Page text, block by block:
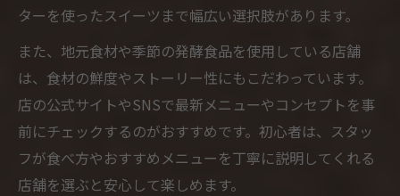
発酵食品が織りなすカフェバーの新たな価
値観
カフェバーで発見する発酵食品と地域文化
の融合
健康志向と発酵食品のカフェバー体験を解
ターを使ったスイーツまで幅広い選択肢があります。
また、地元食材や季節の発酵食品を使用している店舗
は、食材の鮮度やストーリー性にもこだわっています。
店の公式サイトやSNSで最新メニューやコンセプトを事
前にチェックするのがおすすめです。初心者は、スタッ
フが食べ方やおすすめメニューを丁寧に説明してくれる
店舗を選ぶと安心して楽しめます。